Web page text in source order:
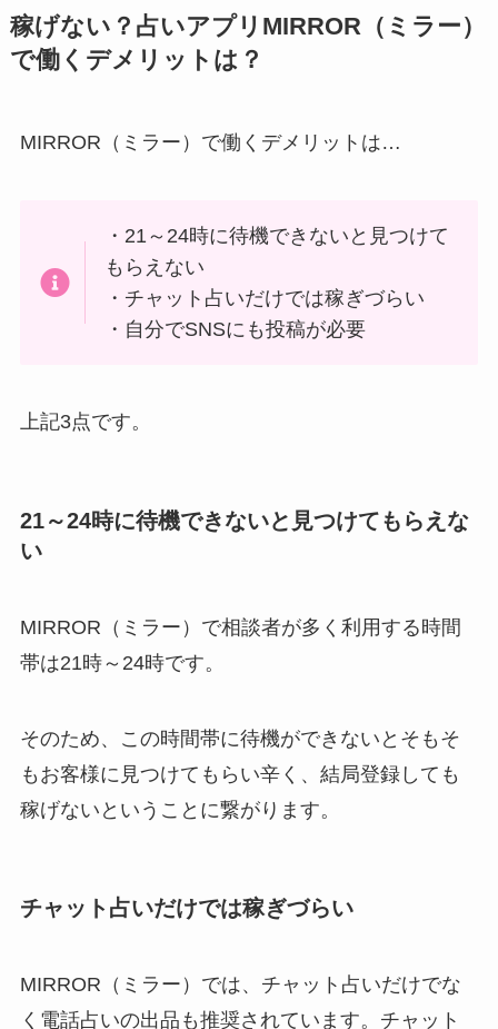
稼げない？占いアプリMIRROR（ミラー）
で働くデメリットは？
MIRROR（ミラー）で働くデメリットは…
・21～24時に待機できないと見つけて
もらえない
・チャット占いだけでは稼ぎづらい
・自分でSNSにも投稿が必要
上記3点です。
21～24時に待機できないと見つけてもらえな
い
MIRROR（ミラー）で相談者が多く利用する時間
帯は21時～24時です。
そのため、この時間帯に待機ができないとそもそ
もお客様に見つけてもらい辛く、結局登録しても
稼げないということに繋がります。
チャット占いだけでは稼ぎづらい
MIRROR（ミラー）では、チャット占いだけでな
く電話占いの出品も推奨されています。チャット